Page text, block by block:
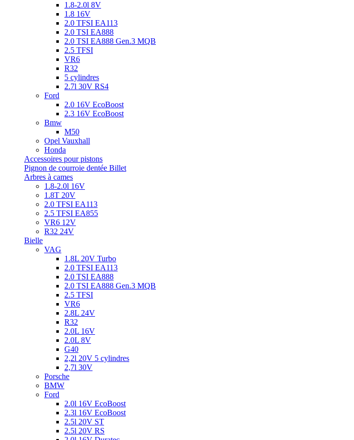
1.8-2.0l 8V
1.8 16V
2.0 TFSI EA113
2.0 TSI EA888
2.0 TSI EA888 Gen.3 MQB
2.5 TFSI
VR6
R32
5 cylindres
2.7l 30V RS4
Ford
2.0 16V EcoBoost
2.3 16V EcoBoost
Bmw
M50
Opel Vauxhall
Honda
Accessoires pour pistons
Pignon de courroie dentée Billet
Arbres à cames
1.8-2.0l 16V
1.8T 20V
2.0 TFSI EA113
2.5 TFSI EA855
VR6 12V
R32 24V
Bielle
VAG
1.8L 20V Turbo
2.0 TFSI EA113
2.0 TSI EA888
2.0 TSI EA888 Gen.3 MQB
2.5 TFSI
VR6
2.8L 24V
R32
2.0L 16V
2.0L 8V
G40
2,2l 20V 5 cylindres
2,7l 30V
Porsche
BMW
Ford
2.0l 16V EcoBoost
2.3l 16V EcoBoost
2.5l 20V ST
2.5l 20V RS